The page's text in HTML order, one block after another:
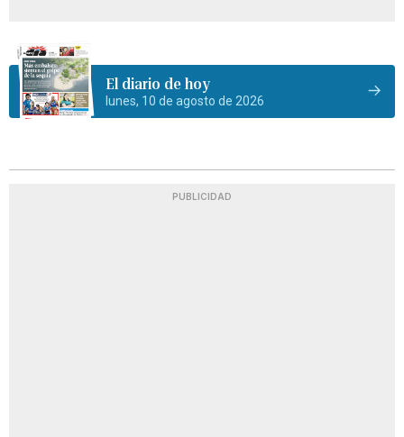
El diario de hoy
lunes, 10 de agosto de 2026
PUBLICIDAD